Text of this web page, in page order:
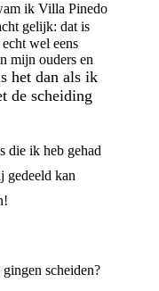
ik Villa Pinedo
gelijk: dat is
wel eens
mijn ouders en
het dan als ik
de scheiding
die ik heb gehad
gedeeld kan
scheiden?